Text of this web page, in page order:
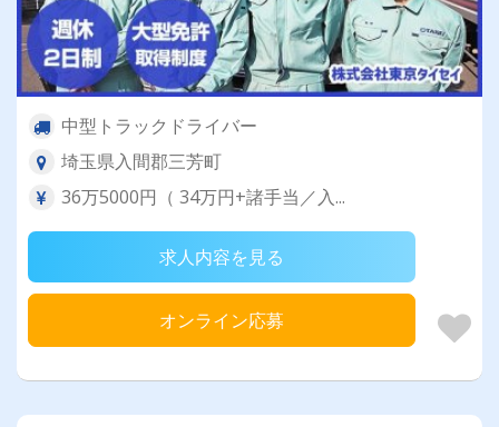
中型トラックドライバー
埼玉県入間郡三芳町
36万5000円（ 34万円+諸手当／入...
求人内容を見る
オンライン応募